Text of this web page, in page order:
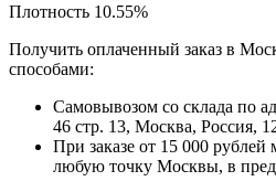
Плотность 10.55%
Получить оплаченный заказ в
способами:
Самовывозом со склада по
46 стр. 13, Москва, Россия,
При заказе от 15 000 рублей
любую точку Москвы, в